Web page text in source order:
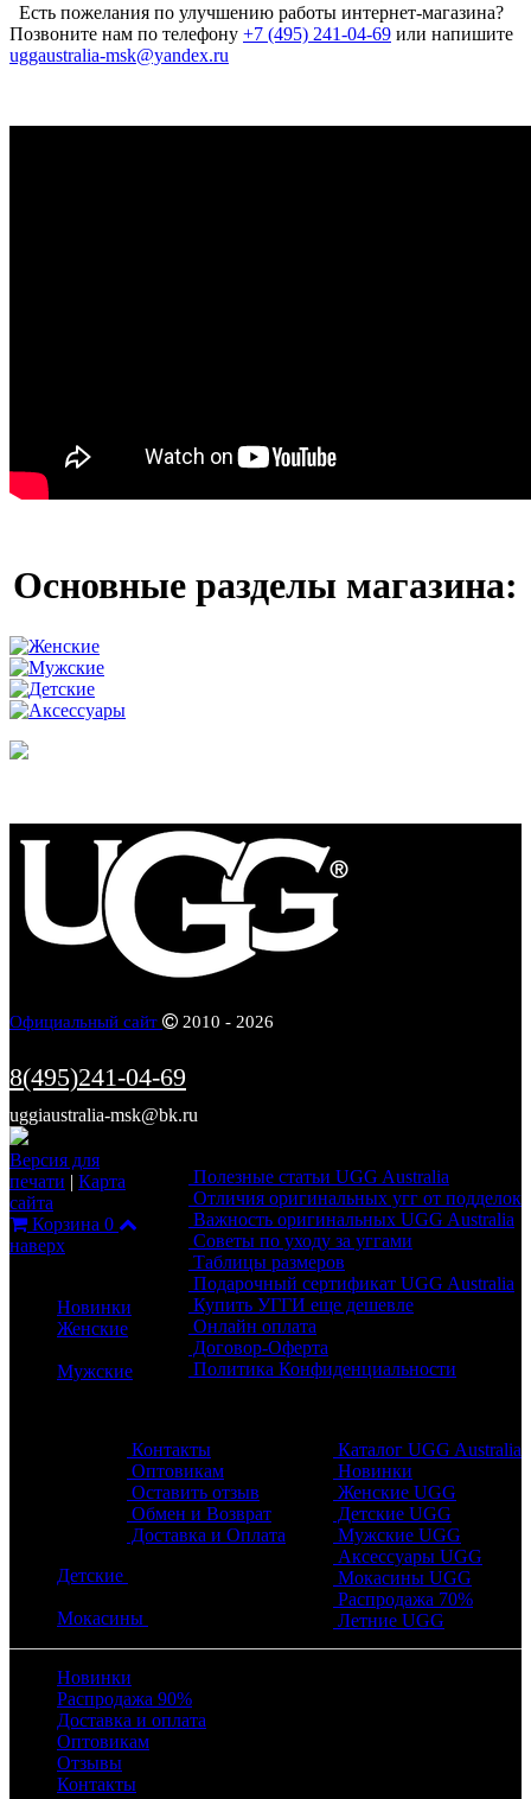
Есть пожелания по улучшению работы интернет-магазина?
Позвоните нам по телефону +7 (495) 241-04-69 или напишите
uggaustralia-msk@yandex.ru
Основные разделы магазина:
Официальный сайт 2010 - 2026
8(495)241-04-69
uggiaustralia-msk@bk.ru
Полезные статьи UGG Australia
Отличия оригинальных угг от подделок
Важность оригинальных UGG Australia
Советы по уходу за уггами
Таблицы размеров
Подарочный сертификат UGG Australia
Купить УГГИ еще дешевле
Онлайн оплата
Договор-Оферта
Политика Конфиденциальности
Каталог UGG Australia
Новинки
Женские UGG
Детские UGG
Мужские UGG
Аксессуары UGG
Мокасины UGG
Распродажа 70%
Летние UGG
Контакты
Оптовикам
Оставить отзыв
Обмен и Возврат
Доставка и Оплата
Версия для
печати | Карта
сайта
Корзина 0
наверх
Новинки
Женские
Мужские
Детские
Мокасины
Новинки
Распродажа 90%
Доставка и оплата
Оптовикам
Отзывы
Контакты